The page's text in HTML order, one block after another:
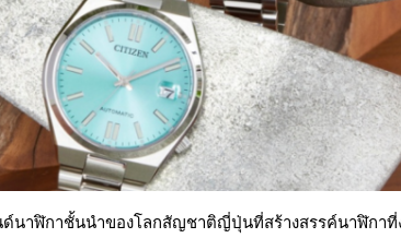
นาฬิกาชั้นนำของโลกสัญชาติญี่ปุ่นที่สร้างสรรค์นาฬิกาที่